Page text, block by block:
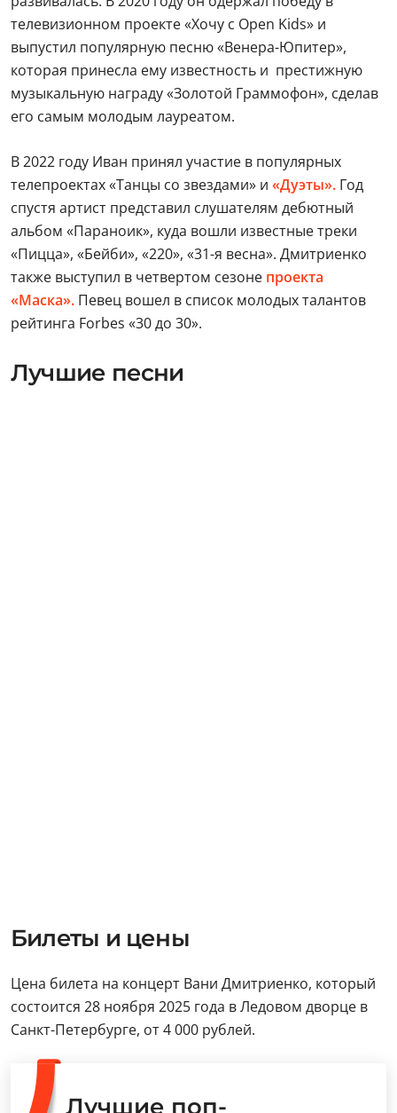
телевизионном проекте «Хочу с Open Kids» и
выпустил популярную песню «Венера-Юпитер»,
которая принесла ему известность и престижную
музыкальную награду «Золотой Граммофон», сделав
его самым молодым лауреатом.
В 2022 году Иван принял участие в популярных
телепроектах «Танцы со звездами» и «Дуэты». Год
спустя артист представил слушателям дебютный
альбом «Параноик», куда вошли известные треки
«Пицца», «Бейби», «220», «31-я весна». Дмитриенко
также выступил в четвертом сезоне проекта
«Маска». Певец вошел в список молодых талантов
рейтинга Forbes «30 до 30».
Лучшие песни
Билеты и цены
Цена билета на концерт Вани Дмитриенко, который
состоится 28 ноября 2025 года в Ледовом дворце в
Санкт-Петербурге, от 4 000 рублей.
Лучшие поп-